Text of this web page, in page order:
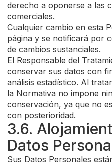
derecho a oponerse a las
comerciales.
Cualquier cambio en esta
página y se notificará por
de cambios sustanciales.
El Responsable del
conservar sus datos con
análisis estadístico. Al
la Normativa no impone
conservación, ya que no
con posterioridad.
3.6.
Datos
Sus Datos Personales